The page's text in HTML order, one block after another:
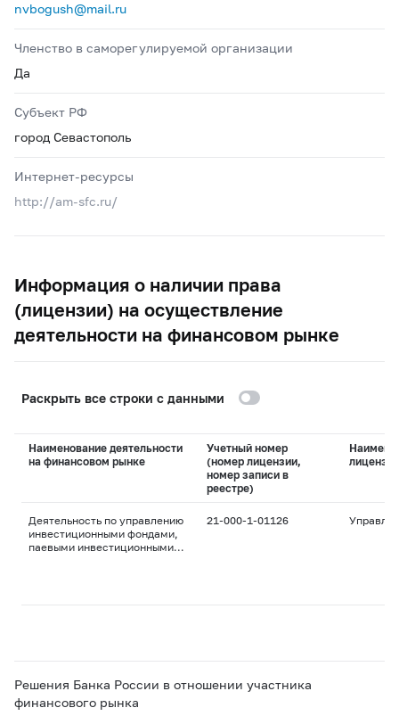
nvbogush@mail.ru
Членство в саморегулируемой организации
Да
Субъект РФ
город Севастополь
Интернет-ресурсы
http://am-sfc.ru/
Информация о наличии права
(лицензии) на осуществление
деятельности на финансовом рынке
Раскрыть все строки с данными
Наименование деятельности
на финансовом рынке
Учетный номер
(номер лицензии,
номер записи в
реестре)
лицензии
Деятельность по управлению
инвестиционными фондами,
паевыми инвестиционными
21-000-1-01126
Решения Банка России в отношении участника
финансового рынка